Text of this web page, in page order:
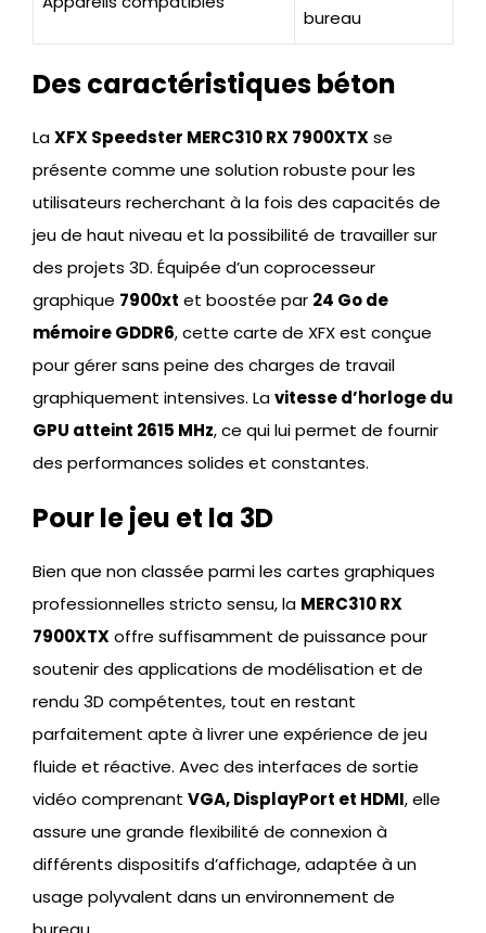
bureau
Des caractéristiques béton
LaXFX Speedster MERC310 RX 7900XTXse
présente comme une solution robuste pour les
utilisateurs recherchant à la fois des capacités de
jeu de haut niveau et la possibilité de travailler sur
des projets 3D. Équipée d’un coprocesseur
graphique 7900xt et boostée par 24 Go de
mémoire GDDR6, cette carte de XFX est conçue
pour gérer sans peine des charges de travail
graphiquement intensives. Lavitesse d’horloge du
GPU atteint 2615 MHz, ce qui lui permet de fournir
des performances solides et constantes.
Pour le jeu et la 3D
Bien que non classée parmi les cartes graphiques
professionnelles stricto sensu, la MERC310 RX
7900XTXoffre suffisamment de puissance pour
soutenir des applications de modélisation et de
rendu 3D compétentes, tout en restant
parfaitement apte à livrer une expérience de jeu
fluide et réactive. Avec des interfaces de sortie
vidéo comprenant VGA, DisplayPort et HDMI, elle
assure une grande flexibilité de connexion à
différents dispositifs d’affichage, adaptée à un
usage polyvalent dans un environnement de